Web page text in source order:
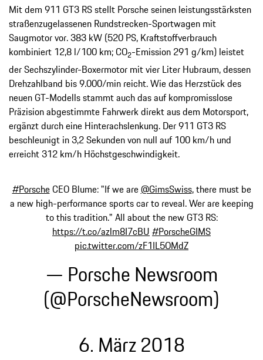
Mit dem 911 GT3 RS stellt Porsche seinen leistungsstärksten
straßenzugelassenen Rundstrecken-Sportwagen mit
Saugmotor vor. 383 kW (520 PS, Kraftstoffverbrauch
kombiniert 12,8 l/100 km; CO2-Emission 291 g/km) leistet
der Sechszylinder-Boxermotor mit vier Liter Hubraum, dessen
Drehzahlband bis 9.000/min reicht. Wie das Herzstück des
neuen GT-Modells stammt auch das auf kompromisslose
Präzision abgestimmte Fahrwerk direkt aus dem Motorsport,
ergänzt durch eine Hinterachslenkung. Der 911 GT3 RS
beschleunigt in 3,2 Sekunden von null auf 100 km/h und
erreicht 312 km/h Höchstgeschwindigkeit.
#PorscheCEO Blume: "If we are@GimsSwiss, there must be
a new high-performance sports car to reveal. Wer are keeping
to this tradition." All about the new GT3 RS:
https://t.co/azlm8I7cBU #PorscheGIMS
pic.twitter.com/zF1IL5OMdZ
— Porsche Newsroom
(@PorscheNewsroom)
6. März 2018